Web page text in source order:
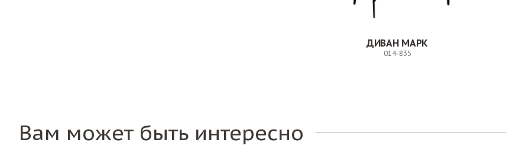
ДИВАН МАРК
014-835
Вам может быть интересно